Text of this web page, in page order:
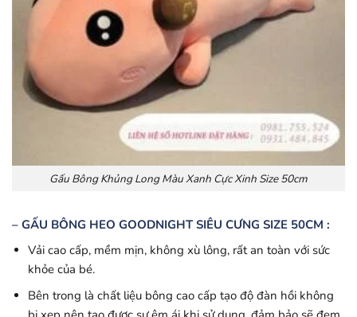
Gấu Bông Khủng Long Màu Xanh Cực Xinh Size 50cm
– GẤU BÔNG HEO GOODNIGHT SIÊU CƯNG SIZE 50CM :
Vải cao cấp, mềm mịn, không xù lông, rất an toàn với sức
khỏe của bé.
Bên trong là chất liệu bông cao cấp tạo độ đàn hồi không